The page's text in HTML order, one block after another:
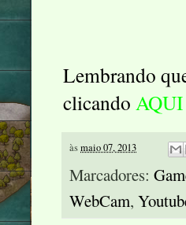
Lembrando
clicando AQUI
àsmaio 07, 2013
Marcadores:
WebCam,